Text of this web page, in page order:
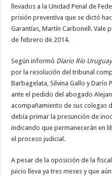
llevados a la Unidad Penal de
prisión preventiva que se dictó
Garantías, Martín Carbonell. Vale
de febrero de 2014.
Según informó Diario Río
por la resolución del tribunal
Barbagelata, Silvina Gallo y Darío
ante el pedido del abogado
acompañamiento de sus colegas
debía primar la presunción de
indicando que permanecerán en
el proceso judicial.
A pesar de la oposición de la
juicio lleva ya tres meses y que